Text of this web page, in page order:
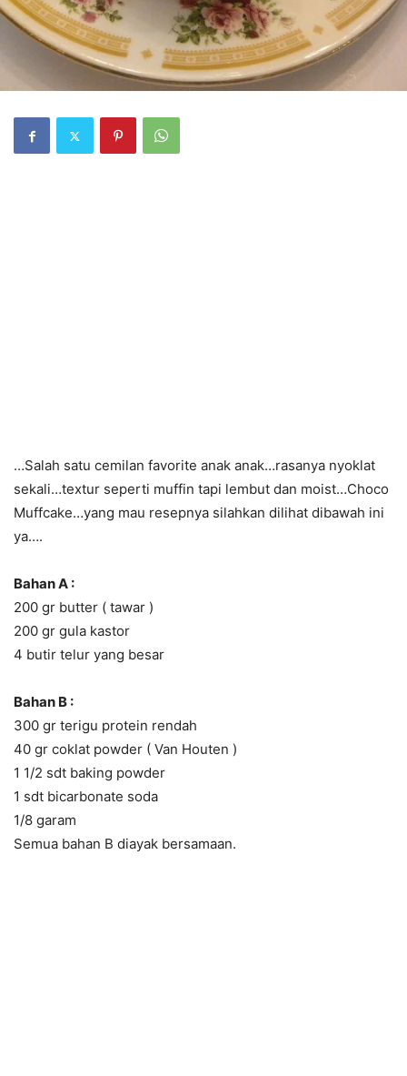
…Salah satu cemilan favorite anak anak…rasanya nyoklat
sekali…textur seperti muffin tapi lembut dan moist…Choco
Muffcake…yang mau resepnya silahkan dilihat dibawah ini
ya….
Bahan A :
200 gr butter ( tawar )
200 gr gula kastor
4 butir telur yang besar
Bahan B :
300 gr terigu protein rendah
40 gr coklat powder ( Van Houten )
1 1/2 sdt baking powder
1 sdt bicarbonate soda
1/8 garam
Semua bahan B diayak bersamaan.